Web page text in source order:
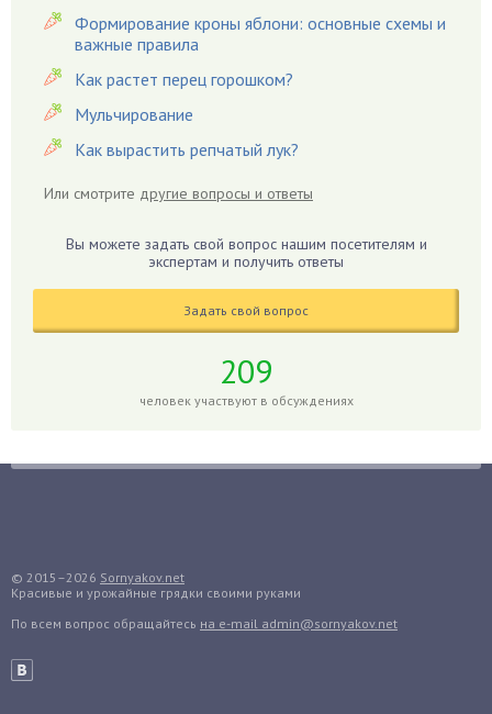
Вишня
Вредители
Гардения
Гацания
Гвоздики
Герань
Гиппеаструм
Гладиолусы
Груша
Груши
Грядки
Формирование кроны яблони: основные схемы и
важные правила
Как растет перец горошком?
Мульчирование
Как вырастить репчатый лук?
Или смотрите другие вопросы и ответы
Вы можете задать свой вопрос нашим посетителям и
экспертам и получить ответы
Задать свой вопрос
209
человек участвуют в обсуждениях
© 2015–2026 Sornyakov.net
Красивые и урожайные грядки своими руками
По всем вопрос обращайтесь на e-mail admin@sornyakov.net